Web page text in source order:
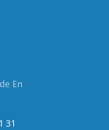
En
31